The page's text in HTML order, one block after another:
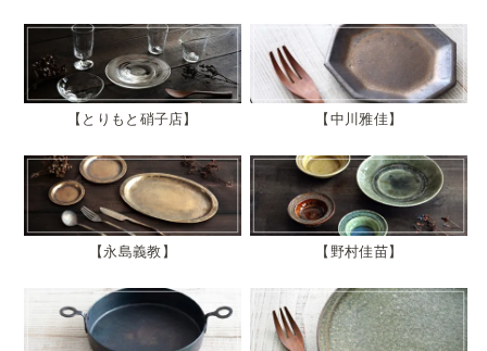
とりもと硝子店 中川雅佳
永島義教 野村佳苗